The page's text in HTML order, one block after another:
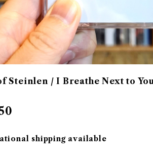
Steinlen / I Breathe Next to
shipping available